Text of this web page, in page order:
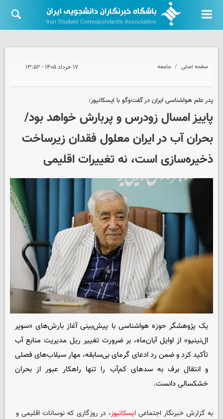
صفحه اصلی جامعه ۱۷ خرداد ۱۴۰۵ - ۱۳:۵۲
پدر علم هواشناسی ایران در گفت‌وگو با ایسکانیوز:
پاییز امسال زودرس و پربارش خواهد بود/
بحران آب در ایران معلول فقدان زیرساخت
ذخیره‌سازی است، نه تغییرات اقلیمی
یک پژوهشگر حوزه هواشناسی با پیش‌بینی آغاز بارش‌های «سوپر
ال‌نینیو» از اوایل آبان‌ماه، بر ضرورت تغییر ریل مدیریت منابع آب
تأکید کرد و ضمن رد ادعای گرمای بی‌سابقه، مهار سیلاب‌های فصلی
و انتقال برف به سدهای کم‌آب را تنها راهکار عبور از بحران
خشکسالی دانست.
به گزارش خبرنگار اجتماعی ایسکانیوز، در روزگاری که نوسانات اقلیمی و